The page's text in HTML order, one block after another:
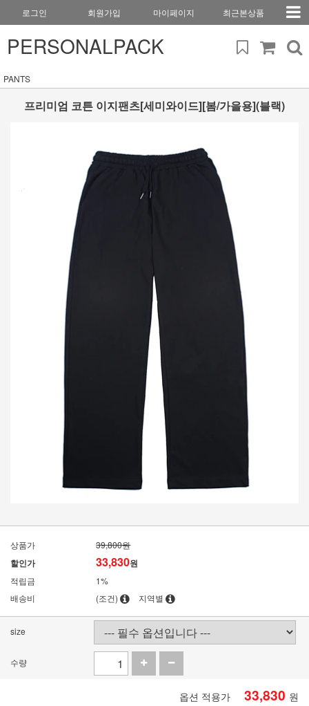
로그인 회원가입 마이페이지 최근본상품
PERSONALPACK
PANTS
프리미엄 코튼 이지팬츠[세미와이드][봄/가을용](블랙)
상품가 39,800원
할인가 33,830원
적립금
1%
배송비
(조건) 지역별
size
수량
옵션 적용가 33,830 원